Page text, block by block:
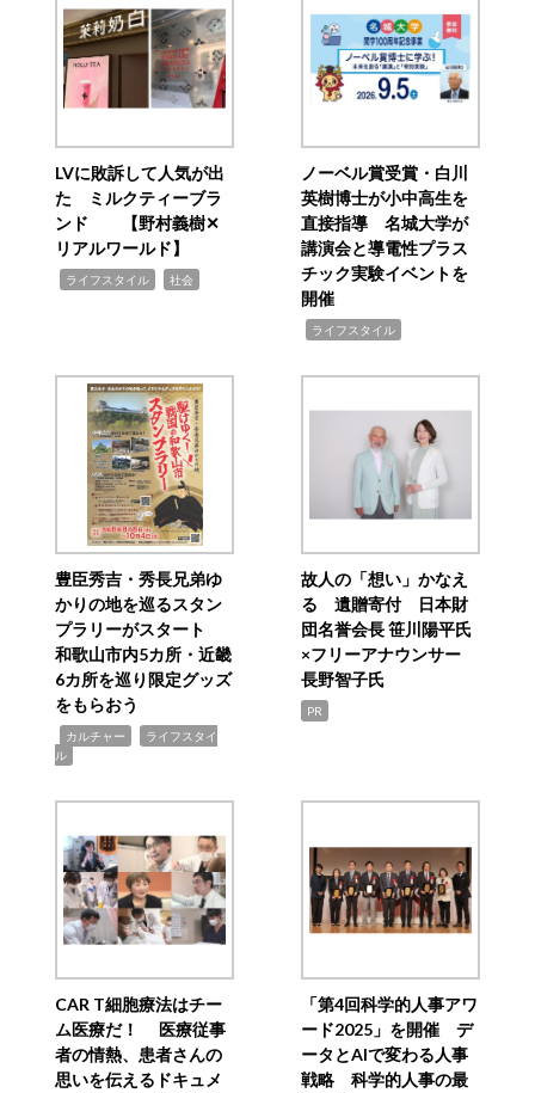
LVに敗訴して人気が出
た ミルクティーブラ
ンド 【野村義樹✕
リアルワールド】
ライフスタイル 社会
ノーベル賞受賞・白川
英樹博士が小中高生を
直接指導 名城大学が
講演会と導電性プラス
チック実験イベントを
開催
ライフスタイル
豊臣秀吉・秀長兄弟ゆ
かりの地を巡るスタン
プラリーがスタート
和歌山市内5カ所・近畿
6カ所を巡り限定グッズ
をもらおう
カルチャー
ライフスタイ
ル
故人の「想い」かなえ
る 遺贈寄付 日本財
団名誉会長 笹川陽平氏
×フリーアナウンサー
長野智子氏
PR
CAR T細胞療法はチー
ム医療だ！ 医療従事
者の情熱、患者さんの
思いを伝えるドキュメ
「第4回科学的人事アワ
ード2025」を開催 デ
ータとAIで変わる人事
戦略 科学的人事の最